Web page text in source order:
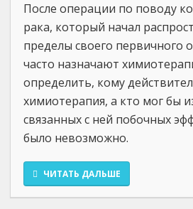
После операции по поводу
рака, который начал
пределы своего первичного
часто назначают
определить, кому
химиотерапия, а кто мог бы
связанных с ней побочных
было невозможно.
ЧИТАТЬ ДАЛЬШЕ